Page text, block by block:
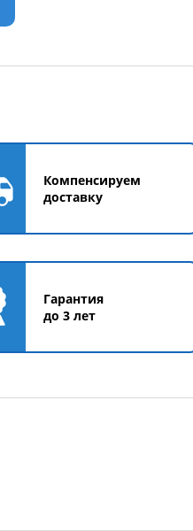
Компенсируем
доставку
Гарантия
до 3 лет